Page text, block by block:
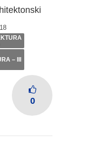
– III
0